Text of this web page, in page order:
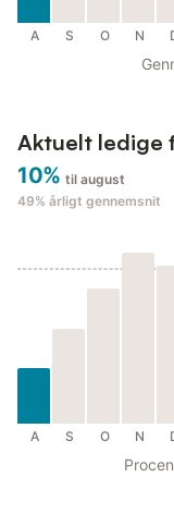
A S O N
Aktuelt ledige
10% til august
49% årligt gennemsnit
A S O N